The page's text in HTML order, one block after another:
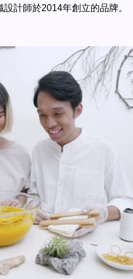
計師於2014年創立的品牌